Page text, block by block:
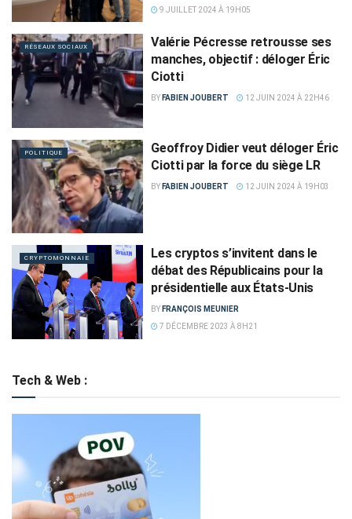
9 JUILLET 2024 À 19H05
RÉSEAUX SOCIAUX
Valérie Pécresse retrousse ses
manches, objectif : déloger Éric
Ciotti
BY FABIEN JOUBERT 12 JUIN 2024 À 22H46
POLITIQUE
Geoffroy Didier veut déloger Éric
Ciotti par la force du siège LR
BY FABIEN JOUBERT 12 JUIN 2024 À 19H03
CRYPTOMONNAIE
Les cryptos s’invitent dans le
débat des Républicains pour la
présidentielle aux États-Unis
BY FRANÇOIS MEUNIER
7 DÉCEMBRE 2023 À 8H21
Tech & Web :